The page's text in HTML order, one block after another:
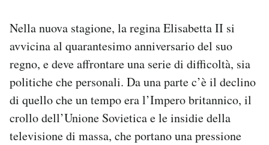
Nella nuova stagione, la regina Elisabetta II si
avvicina al quarantesimo anniversario del suo
regno, e deve affrontare una serie di difficoltà, sia
politiche che personali. Da una parte c’è il declino
di quello che un tempo era l’Impero britannico, il
crollo dell’Unione Sovietica e le insidie della
televisione di massa, che portano una pressione